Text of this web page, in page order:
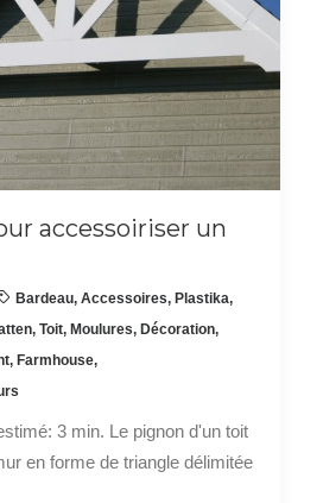
accessoiriser un
Bardeau, Accessoires, Plastika,
, Toit, Moulures, Décoration,
, Farmhouse,
3 min. Le pignon d'un toit
en forme de triangle délimitée